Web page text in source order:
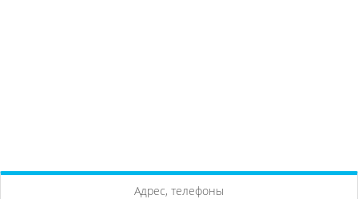
Адрес, телефоны